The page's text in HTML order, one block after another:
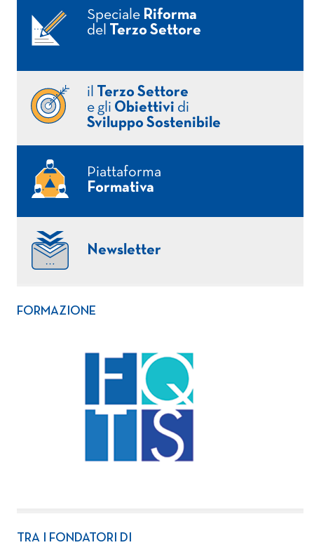
Speciale Riforma
del
Terzo Settore
il
Terzo Settore
e gli Obiettivi di
Sviluppo Sostenibile
Piattaforma
Formativa
Newsletter
FORMAZIONE
TRA I FONDATORI DI